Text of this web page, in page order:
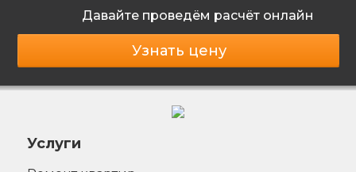
Давайте проведём расчёт онлайн
Узнать цену
Услуги